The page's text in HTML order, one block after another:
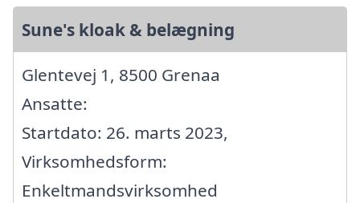
Sune's kloak & belægning
Glentevej 1, 8500 Grenaa
Ansatte:
Startdato: 26. marts 2023,
Virksomhedsform:
Enkeltmandsvirksomhed